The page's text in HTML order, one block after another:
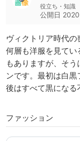
役立ち・知識
公開日
ヴィクトリア時代の
何層も洋服を見てい
もありますが、そ
ンです。最初は白
後はすべて黒になる
ファッション